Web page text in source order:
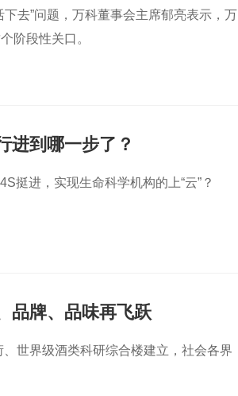
去”问题，万科董事会主席郁亮表示，万
阶段性关口。
进到哪一步了？
挺进，实现生命科学机构的上“云”？
品牌、品味再飞跃
、世界级酒类科研综合楼建立，社会各界